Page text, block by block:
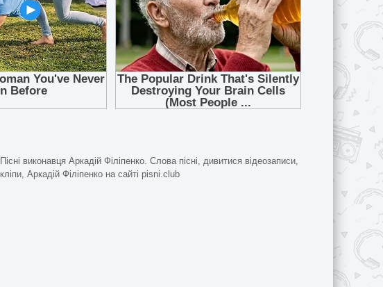
Пісні виконавця Аркадій Філіпенко. Слова пісні, дивитися відеозаписи,
кліпи, Аркадій Філіпенко на сайті pisni.club